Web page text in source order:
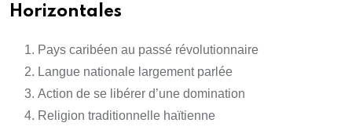
Horizontales
Pays caribéen au passé révolutionnaire
Langue nationale largement parlée
Action de se libérer d’une domination
Religion traditionnelle haïtienne